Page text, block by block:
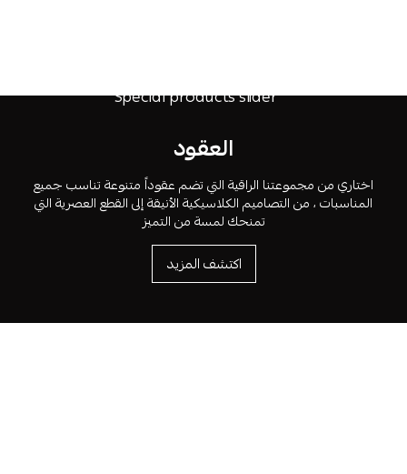
العقود
اختاري من مجموعتنا الراقية التي تضم عقوداً متنوعة تناسب جميع
المناسبات ، من التصاميم الكلاسيكية الأنيقة إلى القطع العصرية التي
تمنحك لمسة من التميز
اكتشف المزيد